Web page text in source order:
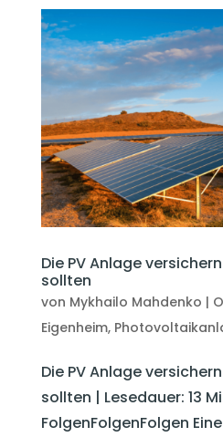
Die PV Anlage
sollten
von Mykhailo Mahdenko |
Eigenheim,
Die PV Anlage
sollten | Lesedauer: 13
FolgenFolgenFolgen